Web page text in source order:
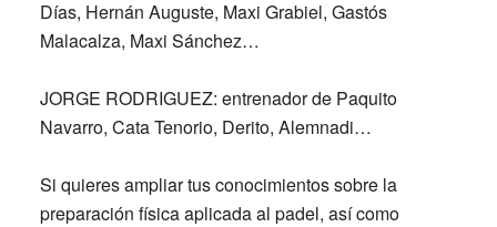
Días, Hernán Auguste, Maxi Grabiel, Gastós
Malacalza, Maxi Sánchez…
JORGE RODRIGUEZ: entrenador de Paquito
Navarro, Cata Tenorio, Derito, Alemnadi…
Si quieres ampliar tus conocimientos sobre la
preparación física aplicada al padel, así como